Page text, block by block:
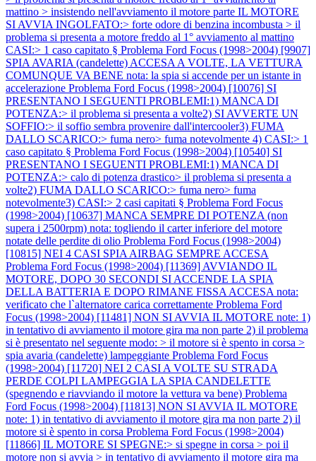
mattino > insistendo nell'avviamento il motore parte IL MOTORE
SI AVVIA INGOLFATO:> forte odore di benzina incombusta > il
problema si presenta a motore freddo al 1° avviamento al mattino
CASI:> 1 caso capitato § Problema Ford Focus (1998>2004) [9907]
SPIA AVARIA (candelette) ACCESA A VOLTE, LA VETTURA
COMUNQUE VA BENE nota: la spia si accende per un istante in
accelerazione Problema Ford Focus (1998>2004) [10076] SI
PRESENTANO I SEGUENTI PROBLEMI:1) MANCA DI
POTENZA:> il problema si presenta a volte2) SI AVVERTE UN
SOFFIO:> il soffio sembra provenire dall'intercooler3) FUMA
DALLO SCARICO:> fuma nero> fuma notevolmente 4) CASI:> 1
caso capitato § Problema Ford Focus (1998>2004) [10540] SI
PRESENTANO I SEGUENTI PROBLEMI:1) MANCA DI
POTENZA:> calo di potenza drastico> il problema si presenta a
volte2) FUMA DALLO SCARICO:> fuma nero> fuma
notevolmente3) CASI:> 2 casi capitati § Problema Ford Focus
(1998>2004) [10637] MANCA SEMPRE DI POTENZA (non
supera i 2500rpm) nota: togliendo il carter inferiore del motore
notate delle perdite di olio Problema Ford Focus (1998>2004)
[10815] NEI 4 CASI SPIA AIRBAG SEMPRE ACCESA
Problema Ford Focus (1998>2004) [11369] AVVIANDO IL
MOTORE, DOPO 30 SECONDI SI ACCENDE LA SPIA
DELLA BATTERIA E DOPO RIMANE FISSA ACCESA nota:
verificato che l`alternatore carica correttamente Problema Ford
Focus (1998>2004) [11481] NON SI AVVIA IL MOTORE note: 1)
in tentativo di avviamento il motore gira ma non parte 2) il problema
si è presentato nel seguente modo: > il motore si è spento in corsa >
spia avaria (candelette) lampeggiante Problema Ford Focus
(1998>2004) [11720] NEI 2 CASI A VOLTE SU STRADA
PERDE COLPI LAMPEGGIA LA SPIA CANDELETTE
(spegnendo e riavviando il motore la vettura va bene) Problema
Ford Focus (1998>2004) [11813] NON SI AVVIA IL MOTORE
note: 1) in tentativo di avviamento il motore gira ma non parte 2) il
motore si è spento in corsa Problema Ford Focus (1998>2004)
[11866] IL MOTORE SI SPEGNE:> si spegne in corsa > poi il
motore non si avvia > in tentativo di avviamento il motore gira ma